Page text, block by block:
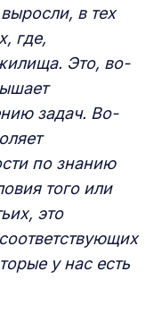
в тех
где,
Это, во-
задач. Во-
по знанию
того или
это
у нас есть